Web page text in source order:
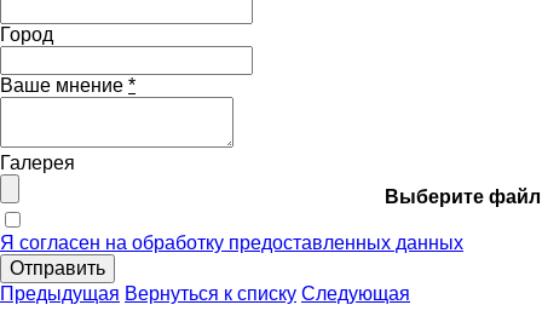
Город
Ваше мнение *
Галерея
Выберите файл
Я согласен на обработку предоставленных данных
Отправить
Предыдущая Вернуться к списку Следующая